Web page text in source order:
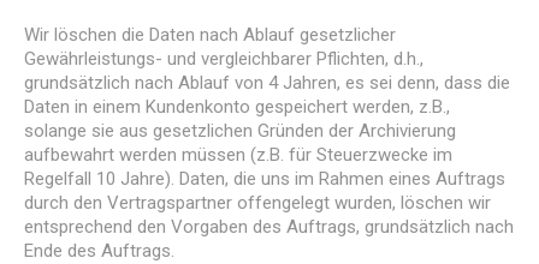
Wir löschen die Daten nach Ablauf gesetzlicher
Gewährleistungs- und vergleichbarer Pflichten, d.h.,
grundsätzlich nach Ablauf von 4 Jahren, es sei denn, dass die
Daten in einem Kundenkonto gespeichert werden, z.B.,
solange sie aus gesetzlichen Gründen der Archivierung
aufbewahrt werden müssen (z.B. für Steuerzwecke im
Regelfall 10 Jahre). Daten, die uns im Rahmen eines Auftrags
durch den Vertragspartner offengelegt wurden, löschen wir
entsprechend den Vorgaben des Auftrags, grundsätzlich nach
Ende des Auftrags.